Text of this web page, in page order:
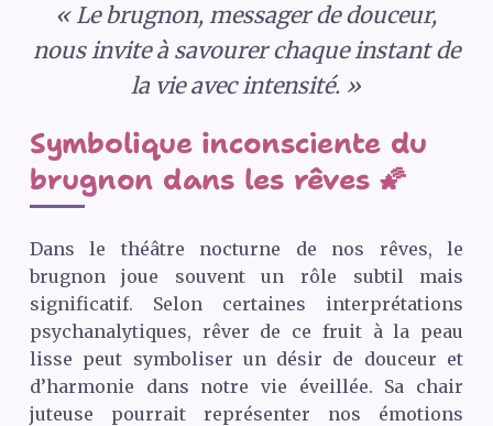
« Le brugnon, messager de douceur,
nous invite à savourer chaque instant de
la vie avec intensité. »
Symbolique inconsciente du
brugnon dans les rêves 🌠
Dans le théâtre nocturne de nos rêves, le
brugnon joue souvent un rôle subtil mais
significatif. Selon certaines interprétations
psychanalytiques, rêver de ce fruit à la peau
lisse peut symboliser un désir de douceur et
d’harmonie dans notre vie éveillée. Sa chair
juteuse pourrait représenter nos émotions